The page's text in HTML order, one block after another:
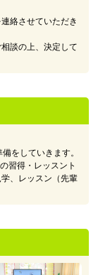
絡させていただき
談の上、決定して
をしていきます。
習得・レッスント
、レッスン（先輩